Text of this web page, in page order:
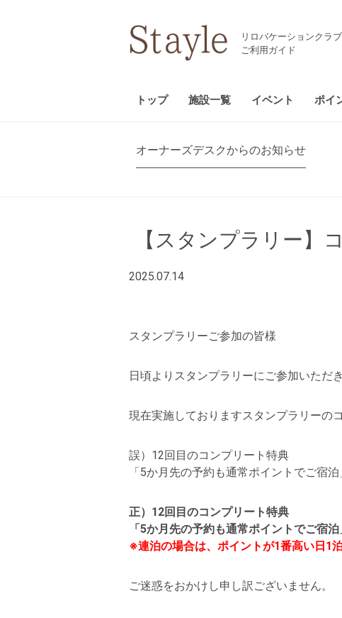
リロバケーションクラブ
ご利用ガイド
トップ 施設一覧 イベント ポイ
オーナーズデスクからのお知らせ
【スタンプラリー】
2025.07.14
スタンプラリーご参加の皆様
日頃よりスタンプラリーにご参加いただ
現在実施しておりますスタンプラリーの
誤）12回目のコンプリート特典
「5か月先の予約も通常ポイントでご宿
正）12回目のコンプリート特典
「5か月先の予約も通常ポイントでご宿
※連泊の場合は、ポイントが1番高い日1
ご迷惑をおかけし申し訳ございません。